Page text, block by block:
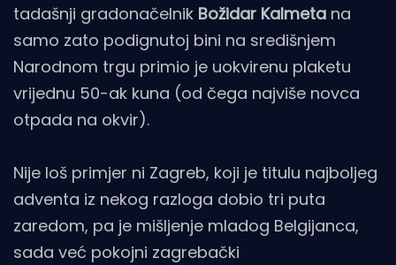
tadašnji gradonačelnik Božidar Kalmeta na
samo zato podignutoj bini na središnjem
Narodnom trgu primio je uokvirenu plaketu
vrijednu 50-ak kuna (od čega najviše novca
otpada na okvir).
Nije loš primjer ni Zagreb, koji je titulu najboljeg
adventa iz nekog razloga dobio tri puta
zaredom, pa je mišljenje mladog Belgijanca,
sada već pokojni zagrebački